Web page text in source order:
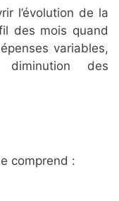
l’évolution de la
des mois quand
variables,
diminution des
comprend :